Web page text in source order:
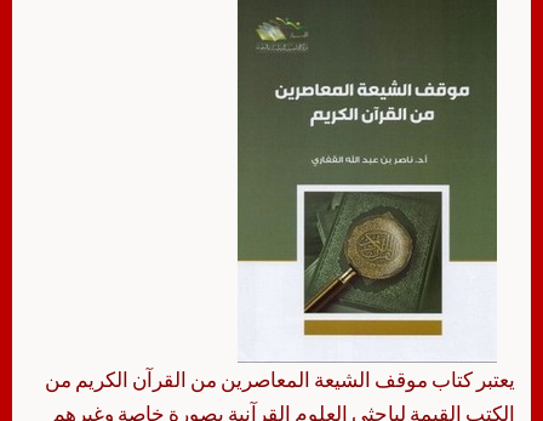
يعتبر كتاب موقف الشيعة المعاصرين من القرآن الكريم من
الكتب القيمة لباحثي العلوم القرآنية بصورة خاصة وغيرهم